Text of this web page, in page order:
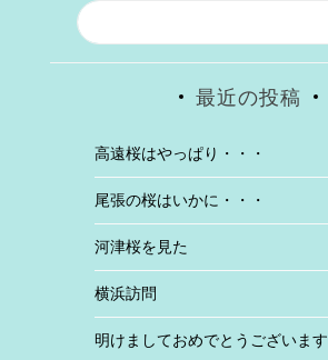
最近の投稿
高遠桜はやっぱり・・・
尾張の桜はいかに・・・
河津桜を見た
横浜訪問
明けましておめでとうございます